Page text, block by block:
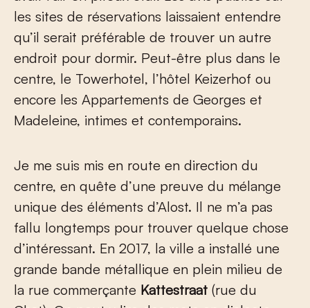
les sites de réservations laissaient entendre
qu’il serait préférable de trouver un autre
endroit pour dormir. Peut-être plus dans le
centre, le Towerhotel, l’hôtel Keizerhof ou
encore les Appartements de Georges et
Madeleine, intimes et contemporains.
Je me suis mis en route en direction du
centre, en quête d’une preuve du mélange
unique des éléments d’Alost. Il ne m’a pas
fallu longtemps pour trouver quelque chose
d’intéressant. En 2017, la ville a installé une
grande bande métallique en plein milieu de
la rue commerçante Kattestraat (rue du